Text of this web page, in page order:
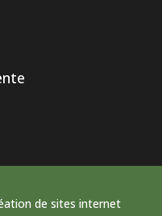
de sites internet